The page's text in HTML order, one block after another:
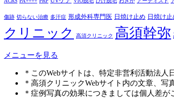
傷跡 切らない治療 多汗症 形成外科専門医 日焼け止め 日焼け
クリニック
高須クリニック 高須幹弥
メニューを見る
＊このWebサイトは、特定非営利活動法
＊高須クリニックWebサイト内の文章、
＊症例写真の効果につきましては個人差が